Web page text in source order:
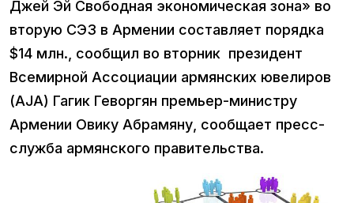
Джей Эй Свободная экономическая зона» во
вторую СЭЗ в Армении составляет порядка
$14 млн., сообщил во вторник президент
Всемирной Ассоциации армянских ювелиров
(AJA) Гагик Геворгян премьер-министру
Армении Овику Абрамяну, сообщает пресс-
служба армянского правительства.